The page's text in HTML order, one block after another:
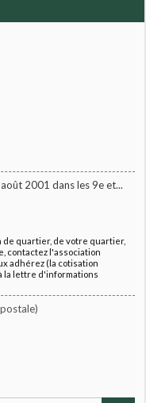
2001 dans les 9e et...
quartier, de votre quartier,
contactez l'association
adhérez (la cotisation
la lettre d'informations